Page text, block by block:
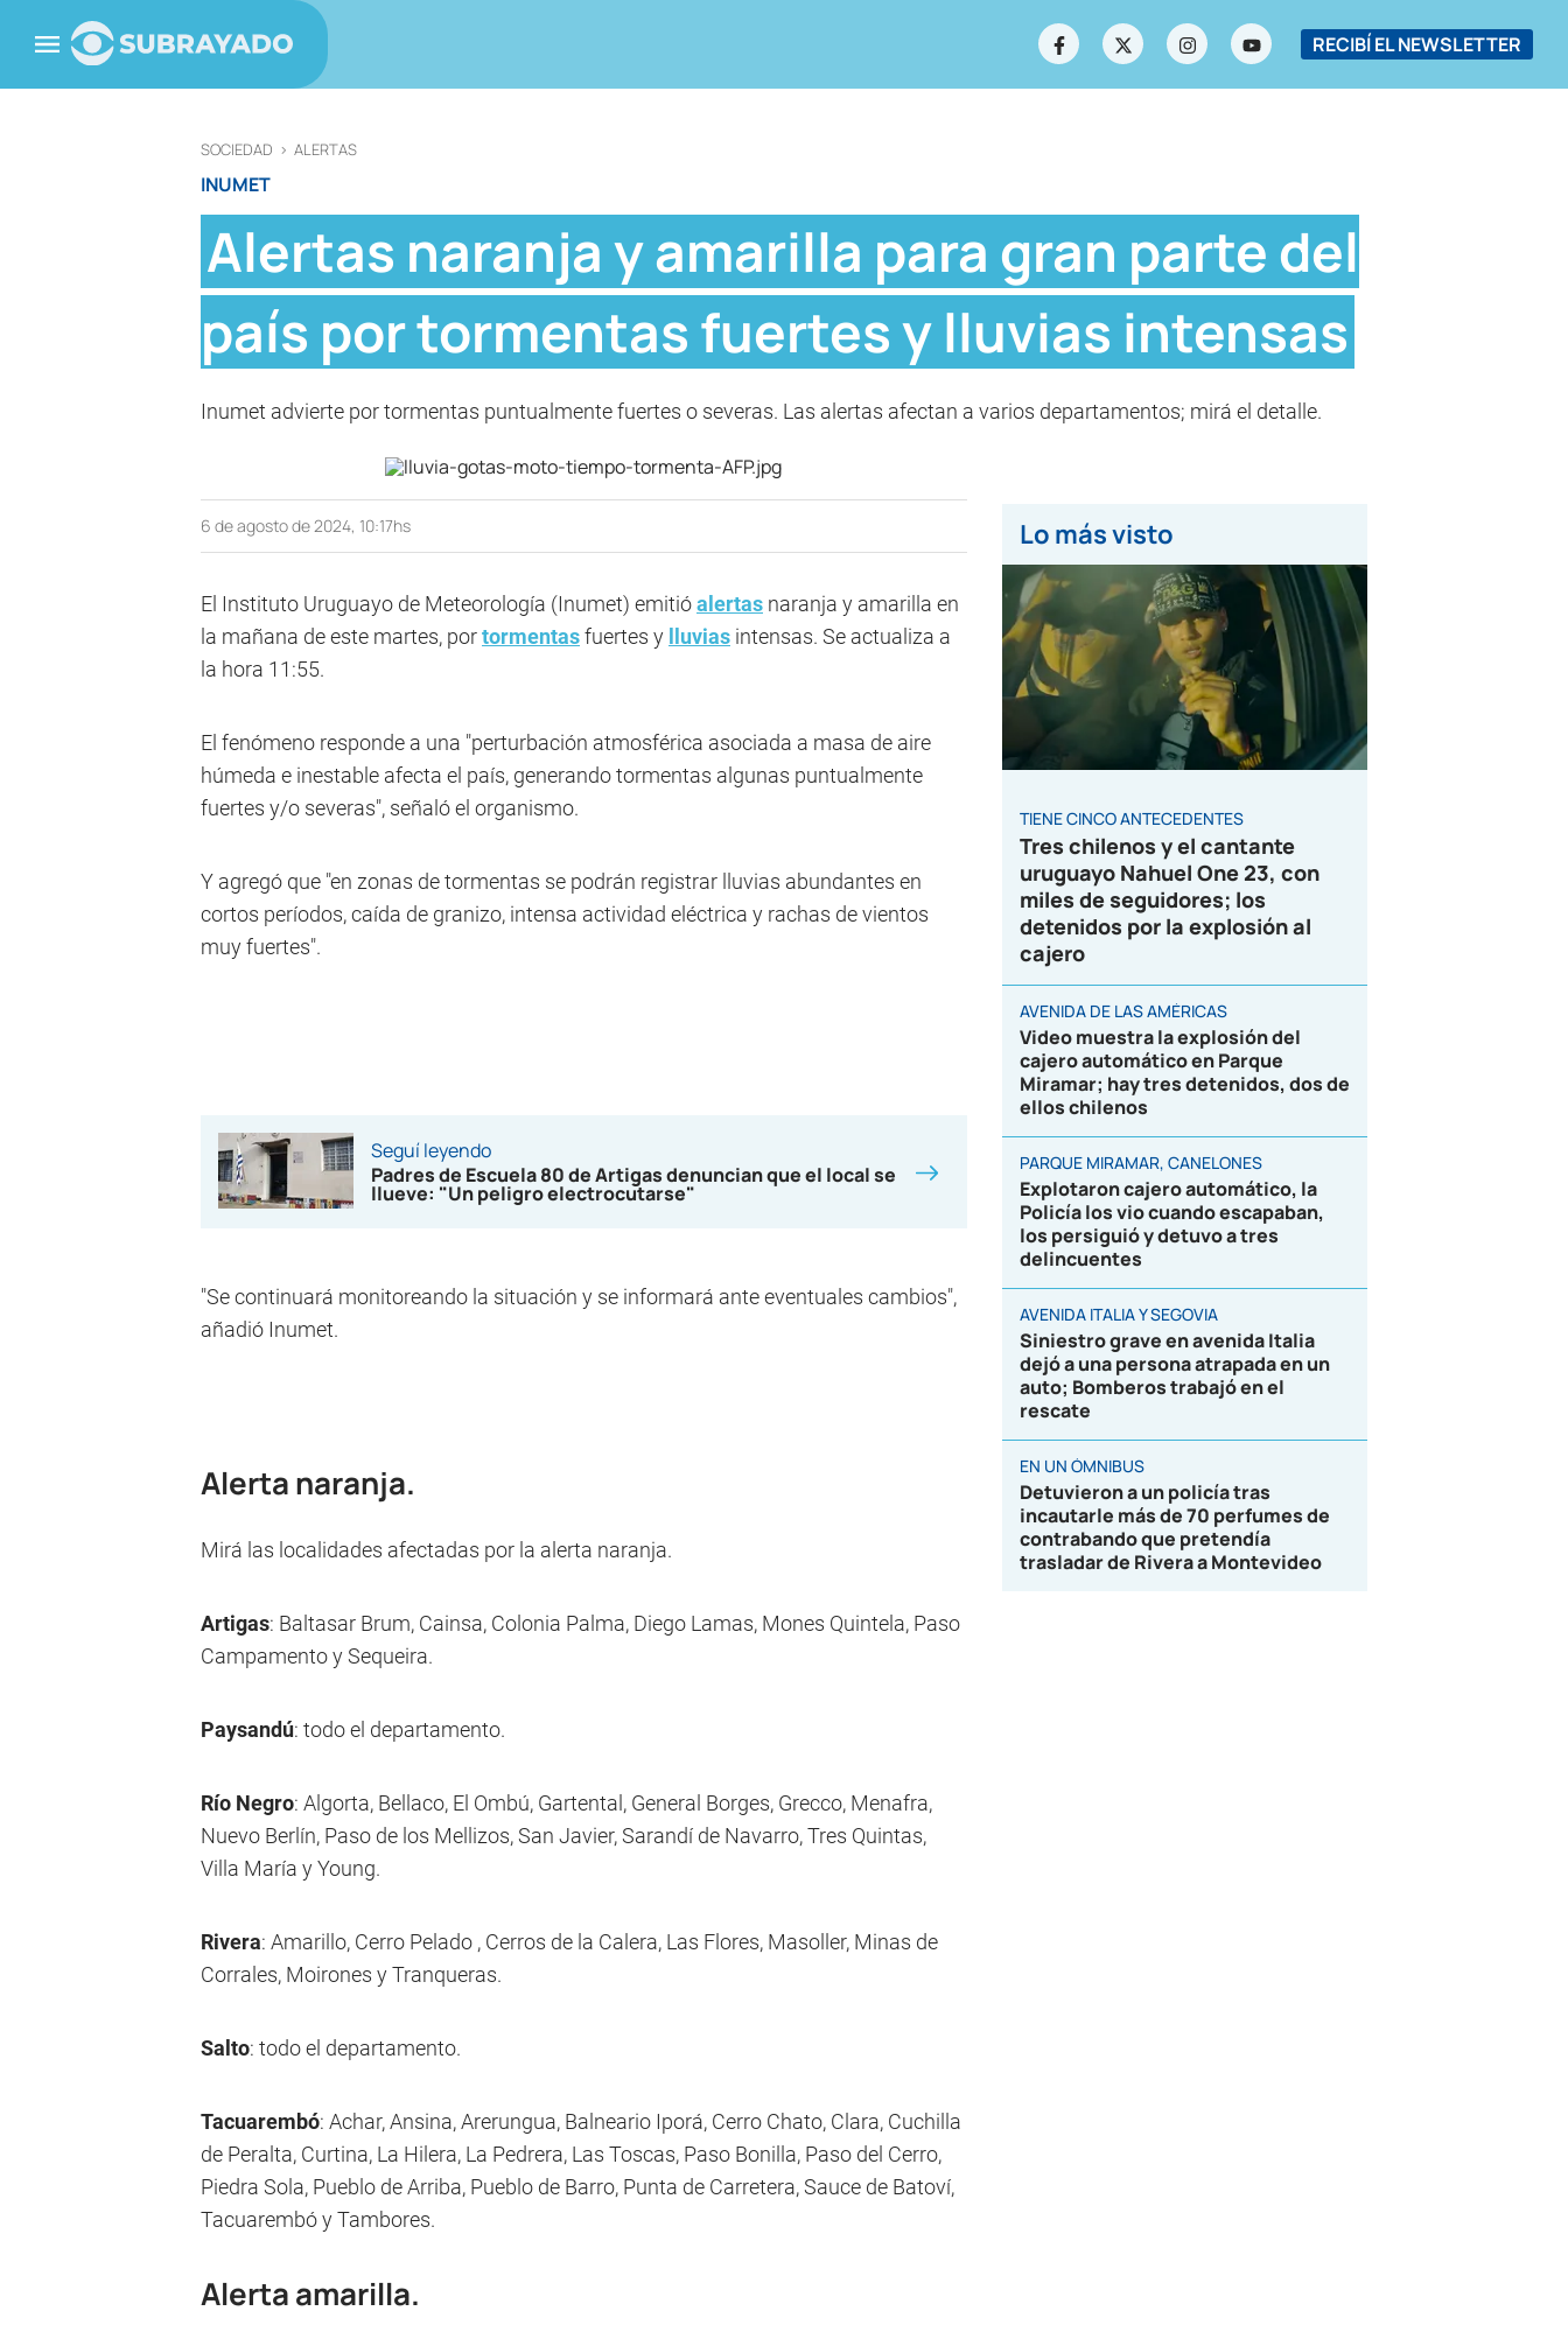
RECIBÍ EL NEWSLETTER
SOCIEDAD > ALERTAS
INUMET
Alertas naranja y amarilla para gran parte del
país por tormentas fuertes y lluvias intensas
Inumet advierte por tormentas puntualmente fuertes o severas. Las alertas afectan a varios departamentos; mirá el detalle.
6 de agosto de 2024, 10:17hs
El Instituto Uruguayo de Meteorología (Inumet) emitióalertas naranja y amarilla en
la mañana de este martes, portormentasfuertes y lluvias intensas. Se actualiza a
la hora 11:55.
El fenómeno responde a una "perturbación atmosférica asociada a masa de aire
húmeda e inestable afecta el país, generando tormentas algunas puntualmente
fuertes y/o severas", señaló el organismo.
Y agregó que "en zonas de tormentas se podrán registrar lluvias abundantes en
cortos períodos, caída de granizo, intensa actividad eléctrica y rachas de vientos
muy fuertes".
Seguí leyendo
Padres de Escuela 80 de Artigas denuncian que el local se
llueve: "Un peligro electrocutarse"
"Se continuará monitoreando la situación y se informará ante eventuales cambios",
añadió Inumet.
Alerta naranja.
Mirá las localidades afectadas por la alerta naranja.
Artigas: Baltasar Brum, Cainsa, Colonia Palma, Diego Lamas, Mones Quintela, Paso
Campamento y Sequeira.
Paysandú: todo el departamento.
Río Negro: Algorta, Bellaco, El Ombú, Gartental, General Borges, Grecco, Menafra,
Nuevo Berlín, Paso de los Mellizos, San Javier, Sarandí de Navarro, Tres Quintas,
Villa María y Young.
Rivera: Amarillo, Cerro Pelado , Cerros de la Calera, Las Flores, Masoller, Minas de
Corrales, Moirones y Tranqueras.
Salto: todo el departamento.
Tacuarembó: Achar, Ansina, Arerungua, Balneario Iporá, Cerro Chato, Clara, Cuchilla
de Peralta, Curtina, La Hilera, La Pedrera, Las Toscas, Paso Bonilla, Paso del Cerro,
Piedra Sola, Pueblo de Arriba, Pueblo de Barro, Punta de Carretera, Sauce de Batoví,
Tacuarembó y Tambores.
Alerta amarilla.
Lo más visto
TIENE CINCO ANTECEDENTES
Tres chilenos y el cantante
uruguayo Nahuel One 23, con
miles de seguidores; los
detenidos por la explosión al
cajero
AVENIDA DE LAS AMÉRICAS
Video muestra la explosión del
cajero automático en Parque
Miramar; hay tres detenidos, dos de
ellos chilenos
PARQUE MIRAMAR, CANELONES
Explotaron cajero automático, la
Policía los vio cuando escapaban,
los persiguió y detuvo a tres
delincuentes
AVENIDA ITALIA Y SEGOVIA
Siniestro grave en avenida Italia
dejó a una persona atrapada en un
auto; Bomberos trabajó en el
rescate
EN UN ÓMNIBUS
Detuvieron a un policía tras
incautarle más de 70 perfumes de
contrabando que pretendía
trasladar de Rivera a Montevideo